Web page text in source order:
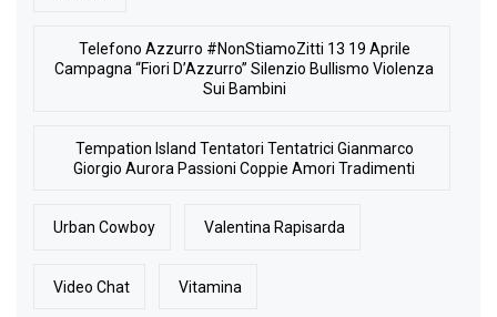
Telefono Azzurro #NonStiamoZitti 13 19 Aprile
Campagna “Fiori D’Azzurro” Silenzio Bullismo Violenza
Sui Bambini
Tempation Island Tentatori Tentatrici Gianmarco
Giorgio Aurora Passioni Coppie Amori Tradimenti
Urban Cowboy Valentina Rapisarda
Video Chat Vitamina